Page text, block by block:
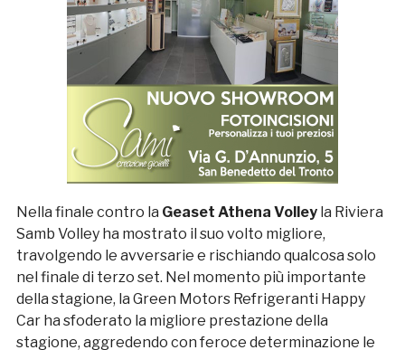
Nella finale contro la Geaset Athena Volleyla Riviera
Samb Volley ha mostrato il suo volto migliore,
travolgendo le avversarie e rischiando qualcosa solo
nel finale di terzo set. Nel momento più importante
della stagione, la Green Motors Refrigeranti Happy
Car ha sfoderato la migliore prestazione della
stagione, aggredendo con feroce determinazione le